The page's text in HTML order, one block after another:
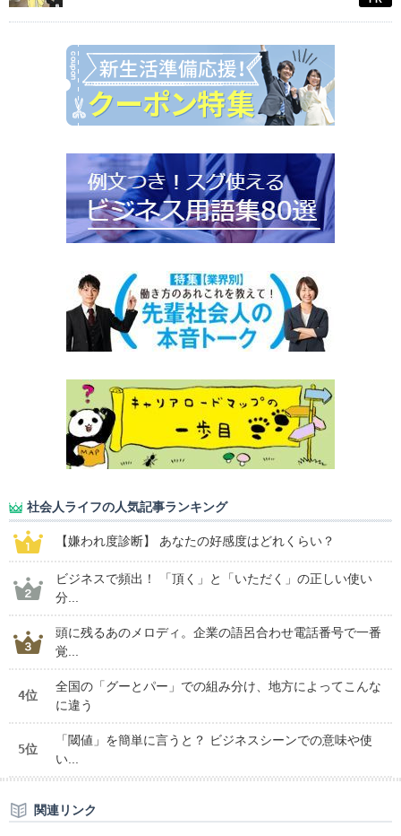
社会人ライフの人気記事ランキング
【嫌われ度診断】 あなたの好感度はどれくらい？
ビジネスで頻出！ 「頂く」と「いただく」の正しい使い
分...
頭に残るあのメロディ。企業の語呂合わせ電話番号で一番
覚...
4位
全国の「グーとパー」での組み分け、地方によってこんな
に違う
5位
「閾値」を簡単に言うと？ ビジネスシーンでの意味や使
い...
関連リンク